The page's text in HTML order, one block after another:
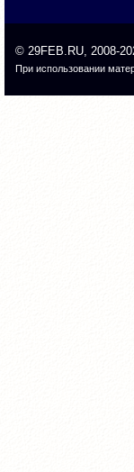
© 29FEB.RU, 2008-
При использовании